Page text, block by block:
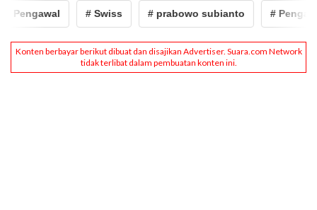
Pengawal # Swiss # prabowo subianto # Pengawal